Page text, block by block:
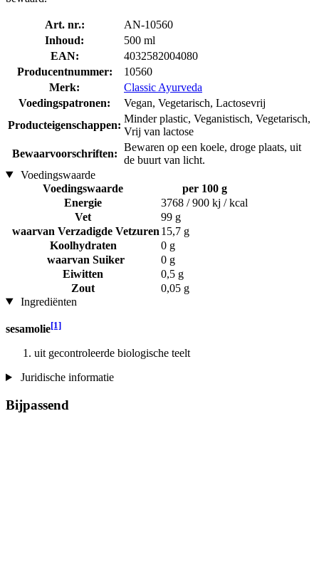
Art. nr.:
AN-10560
Inhoud:
500 ml
EAN:
4032582004080
Producentnummer:
10560
Merk:
Classic Ayurveda
Voedingspatronen:
Vegan, Vegetarisch, Lactosevrij
Producteigenschappen:
Minder plastic, Veganistisch, Vegetarisch,
Vrij van lactose
Bewaarvoorschriften:
Bewaren op een koele, droge plaats, uit
de buurt van licht.
Voedingswaarde
Voedingswaarde
per 100 g
Energie
3768 / 900 kj / kcal
Vet
99 g
waarvan Verzadigde Vetzuren 15,7 g
Koolhydraten
0 g
waarvan Suiker
0 g
Eiwitten
0,5 g
Zout
0,05 g
Ingrediënten
sesamolie[1]
uit gecontroleerde biologische teelt
Juridische informatie
Bijpassend